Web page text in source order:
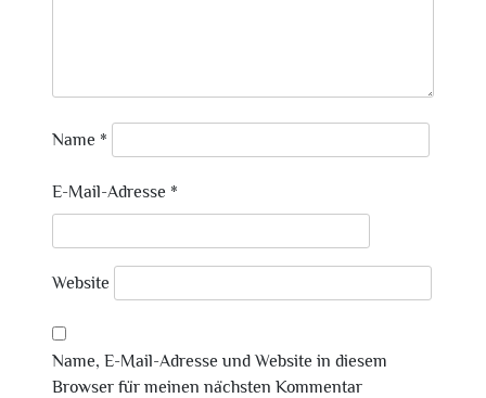
Name *
E-Mail-Adresse *
Website
Name, E-Mail-Adresse und Website in diesem
Browser für meinen nächsten Kommentar